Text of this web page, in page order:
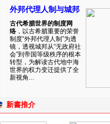
外邦代理人制与城邦
古代希腊世界的制度网
络 ，以古希腊重要的荣誉
制度“外邦代理人制”为透
镜，透视城邦从“无政府社
会”到帝国等级秩序的根本
转型，为解读古代地中海
世界的权力变迁提供了全
新视角...
新書推介